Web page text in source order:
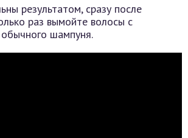
результатом, сразу после
раз вымойте волосы с
шампуня.